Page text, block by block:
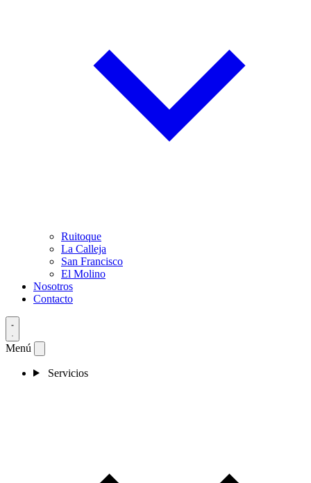
Ruitoque
La Calleja
San Francisco
El Molino
Nosotros
Contacto
Menú
Servicios